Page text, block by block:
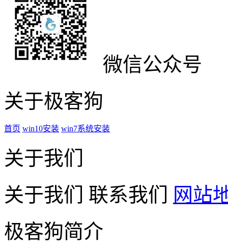
微信公众号
关于极客狗
首页 win10安装 win7系统安装
关于我们
关于我们 联系我们 网站
极客狗简介